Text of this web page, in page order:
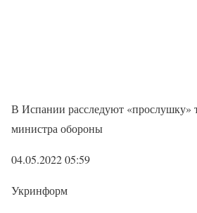
В Испании расследуют «прослушку»
министра обороны
04.05.2022 05:59
Укринформ